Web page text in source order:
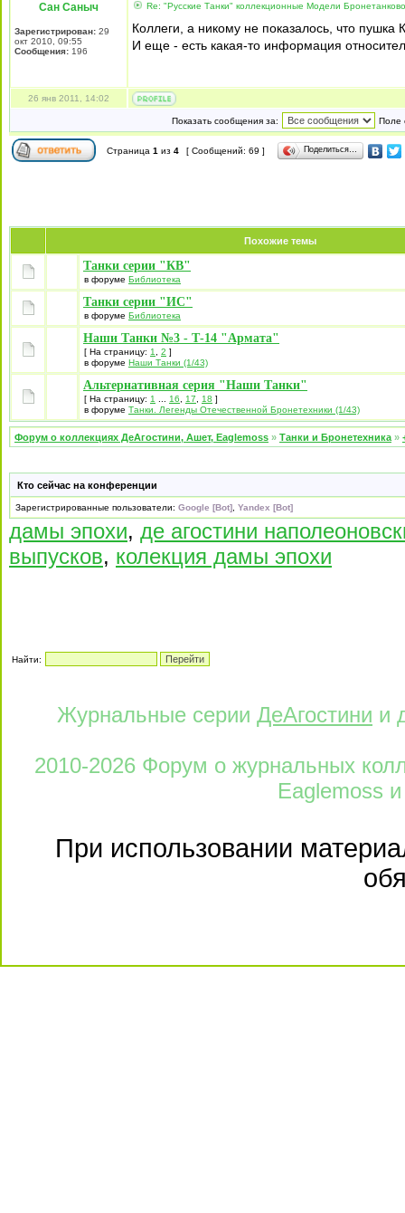
Сан Саныч
Зарегистрирован: 29
окт 2010, 09:55
Сообщения: 196
Re: "Русские Танки" коллекционные Модели
Коллеги, а никому не показалось, что пушка
И еще - есть какая-то информация
26 янв 2011, 14:02
Показать сообщения за: Поле
Страница 1 из 4 [ Сообщений: 69 ] Поделиться…
Похожие темы
Танки серии "КВ"
в форуме Библиотека
Танки серии "ИС"
в форуме Библиотека
Наши Танки №3 - Т-14 "Армата"
[ На страницу: 1 2 ]
в форуме Наши Танки (1/43)
Альтернативная серия "Наши Танки"
[ На страницу: 1 16 17 18 ]
в форуме Танки. Легенды Отечественной Бронетехники (1/43)
Форум о коллекциях ДеАгостини, Ашет, Eaglemoss » Танки и Бронетехника »
Кто сейчас на конференции
Зарегистрированные пользователи: Google [Bot] Yandex [Bot]
дамы эпохи, де агостини
выпусков, колекция дамы эпохи
Найти:
Журнальные серии ДеАгостини и
2010-2026 Форум о журнальных
Eaglemoss и
При использовании